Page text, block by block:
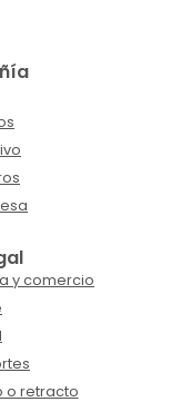
y comercio
o retracto